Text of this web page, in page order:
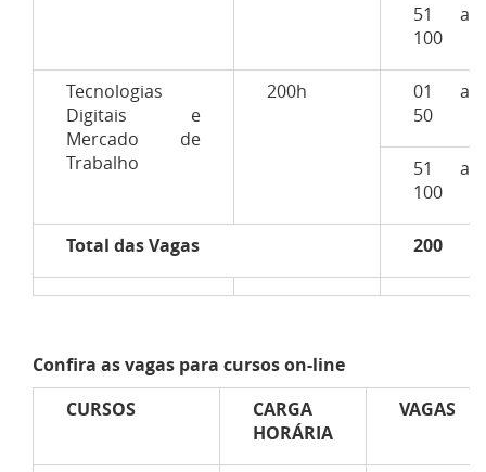
51 a
100
Tecnologias
Digitais e
Mercado de
Trabalho
200h
01 a
50
51 a
100
Total das Vagas 200
Confira as vagas para cursos on-line
CURSOS
CARGA
HORÁRIA
VAGAS